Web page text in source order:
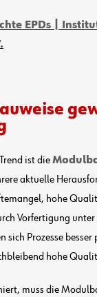
EPDs |
ist die
aktuelle
hohe
Vorfertigung
sich Prozesse
hohe
muss die